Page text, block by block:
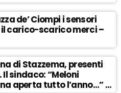
de’ Ciompi i sensori
carico-scarico merci –
di Stazzema, presenti
Il sindaco: “Meloni
aperta tutto l’anno…” –